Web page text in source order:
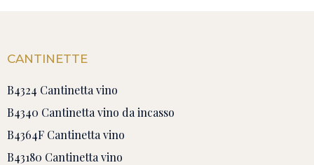
CANTINETTE
B4324 Cantinetta vino
B4340 Cantinetta vino da incasso
B4364F Cantinetta vino
B43180 Cantinetta vino